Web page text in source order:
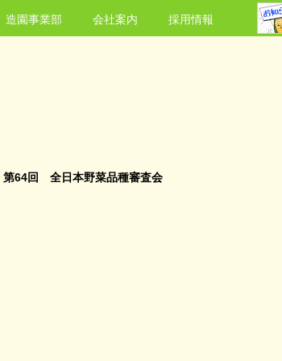
造園事業部 会社案内 採用情報
第64回 全日本野菜品種審査会